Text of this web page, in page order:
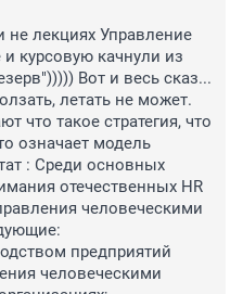
лекциях Управление
курсовую качнули из
Вот и весь сказ...
летать не может.
что такое стратегия, что
означает модель
: Среди основных
отечественных HR
человеческими
предприятий
человеческими